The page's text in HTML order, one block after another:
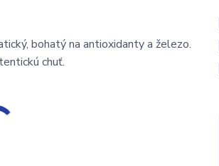
bohatý na antioxidanty a železo.
chuť.